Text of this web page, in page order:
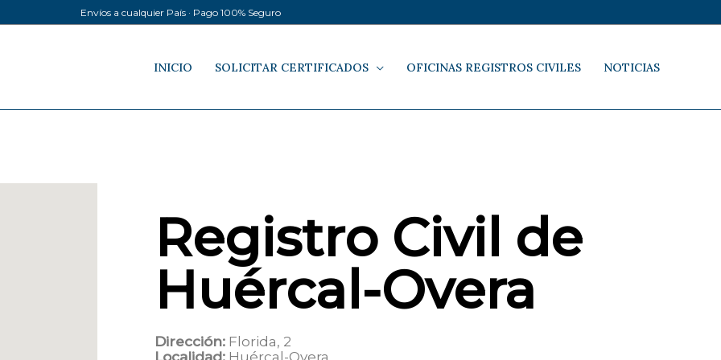
Envíos a cualquier País · Pago 100% Seguro
INICIO SOLICITAR CERTIFICADOS OFICINAS REGISTROS CIVILES NOTICIAS
Registro Civil de
Huércal-Overa
Dirección: Florida, 2
Localidad: Huércal-Overa